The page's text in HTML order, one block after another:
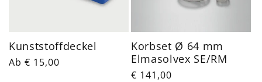
Kunststoffdeckel
Normaler
Ab € 15,00
Korbset Ø 64 mm
Elmasolvex SE/RM
Normaler
€ 141,00